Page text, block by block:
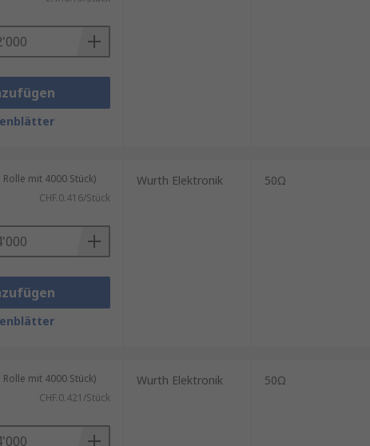
die Batterielebensdauer von
mit 4000 Stück)
CHF.0.416/Stück
Wurth Elektronik 50Ω
mit 4000 Stück)
CHF.0.421/Stück
Wurth Elektronik 50Ω